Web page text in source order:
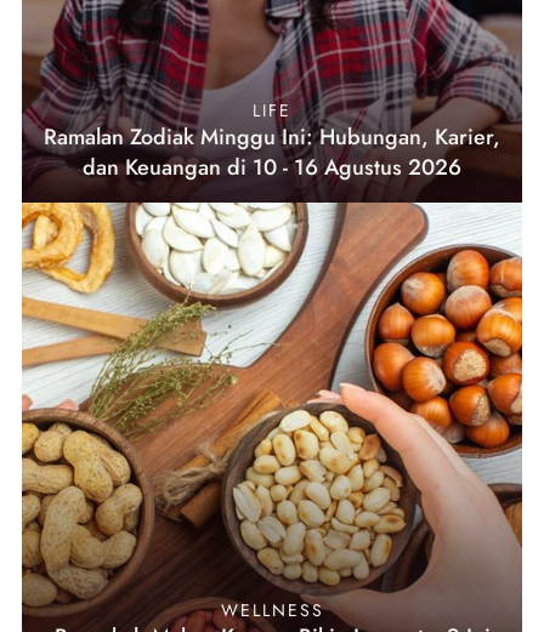
LIFE
Ramalan Zodiak Minggu Ini: Hubungan, Karier,
dan Keuangan di 10 - 16 Agustus 2026
WELLNESS